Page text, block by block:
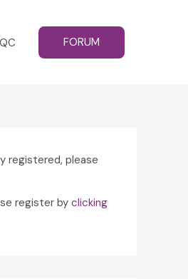
FORUM
registered, please
register byclicking